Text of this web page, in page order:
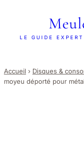
LE GUIDE
Accueil › Disques &
moyeu déporté pour